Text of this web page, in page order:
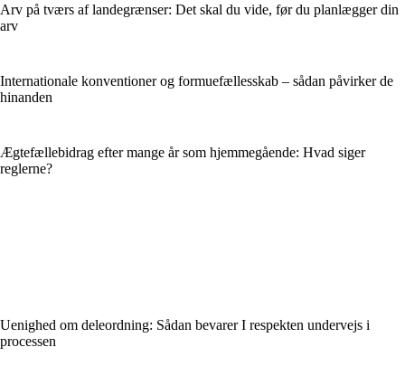
Arv på tværs af landegrænser: Det skal du vide, før du planlægger din
arv
Internationale konventioner og formuefællesskab – sådan påvirker de
hinanden
Ægtefællebidrag efter mange år som hjemmegående: Hvad siger
reglerne?
Uenighed om deleordning: Sådan bevarer I respekten undervejs i
processen